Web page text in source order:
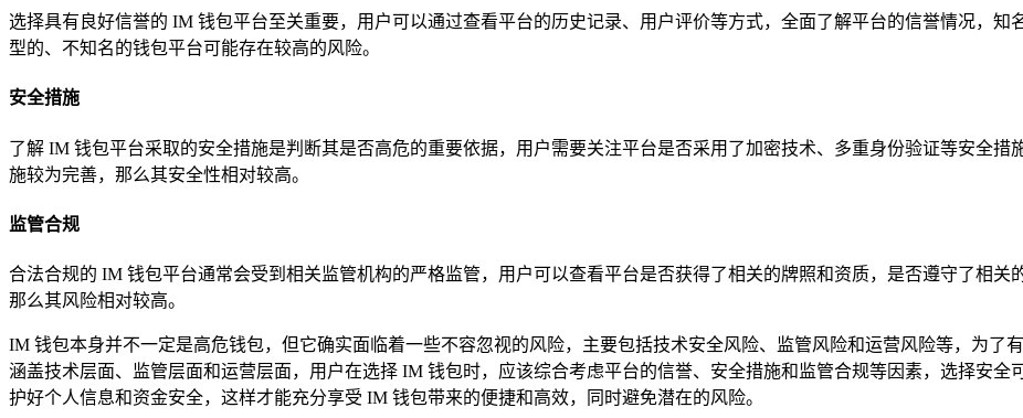
选择具有良好信誉的 IM 钱包平台至关重要，用户可以通过查看平台的历史记录、用户评价等方式，全面了解平台的信誉情况，
型的、不知名的钱包平台可能存在较高的风险。
安全措施
了解 IM 钱包平台采取的安全措施是判断其是否高危的重要依据，用户需要关注平台是否采用了加密技术、多重身份验证等安全
施较为完善，那么其安全性相对较高。
监管合规
合法合规的 IM 钱包平台通常会受到相关监管机构的严格监管，用户可以查看平台是否获得了相关的牌照和资质，是否遵守了相关
那么其风险相对较高。
IM 钱包本身并不一定是高危钱包，但它确实面临着一些不容忽视的风险，主要包括技术安全风险、监管风险和运营风险等，为了
涵盖技术层面、监管层面和运营层面，用户在选择 IM 钱包时，应该综合考虑平台的信誉、安全措施和监管合规等因素，选择安
护好个人信息和资金安全，这样才能充分享受 IM 钱包带来的便捷和高效，同时避免潜在的风险。